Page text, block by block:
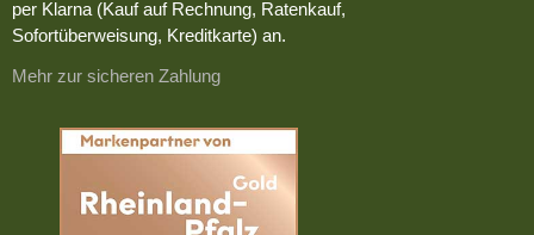
per Klarna (Kauf auf Rechnung, Ratenkauf,
Sofortüberweisung, Kreditkarte) an.
Mehr zur sicheren Zahlung